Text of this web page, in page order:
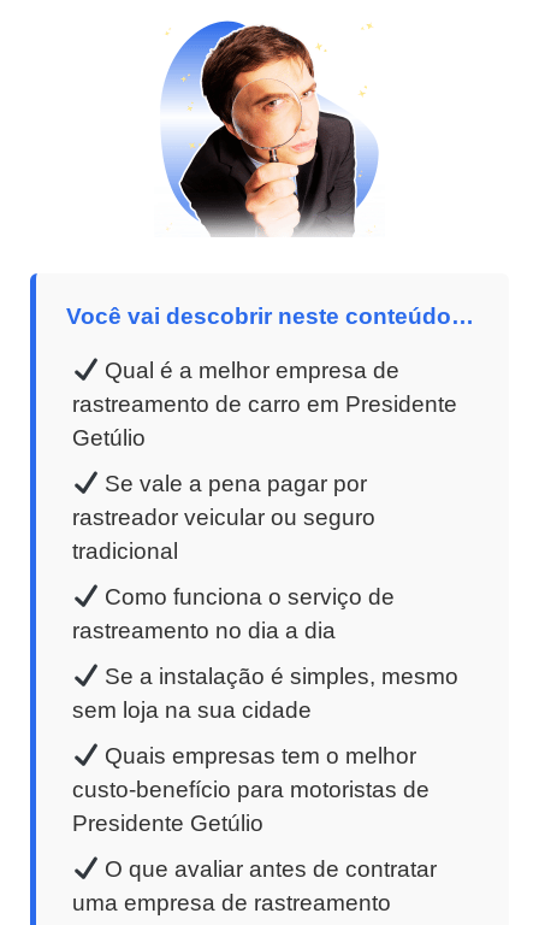
Você vai descobrir neste conteúdo…
Qual é a melhor empresa de
rastreamento de carro em Presidente
Getúlio
Se vale a pena pagar por
rastreador veicular ou seguro
tradicional
Como funciona o serviço de
rastreamento no dia a dia
Se a instalação é simples, mesmo
sem loja na sua cidade
Quais empresas tem o melhor
custo-benefício para motoristas de
Presidente Getúlio
O que avaliar antes de contratar
uma empresa de rastreamento